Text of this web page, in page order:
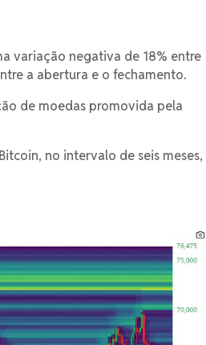
variação negativa de 18% entre
a abertura e o fechamento.
de moedas promovida pela
no intervalo de seis meses,